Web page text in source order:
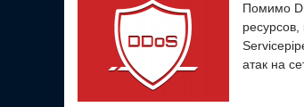
Помимо
атак на